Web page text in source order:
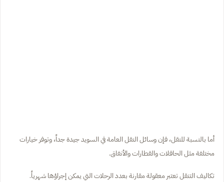
أما بالنسبة للنقل، فإن وسائل النقل العامة في السويد جيدة جداً، وتوفر خيارات
مختلفة مثل الحافلات والقطارات والأنفاق.
تكاليف التنقل تعتبر معقولة مقارنة بعدد الرحلات التي يمكن إجراؤها شهرياً.